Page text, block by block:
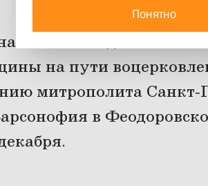
на пути
митрополита Санкт-
в
Понятно